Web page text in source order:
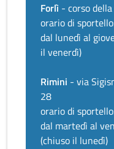
Forlì - corso
orario di
dal lunedì al
il venerdì)
Rimini - via
28
orario di
dal martedì al
(chiuso il lunedì)